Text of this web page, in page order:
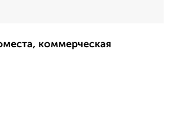
коммерческая